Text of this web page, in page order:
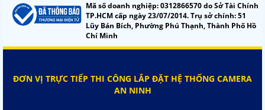
Mã số doanh nghiệp: 0312866570 do Sở Tài Chính
TP.HCM cấp ngày 23/07/2014. Trụ sở chính: 51
Lũy Bán Bích, Phường Phú Thạnh, Thành Phố Hồ
Chí Minh
ĐƠN VỊ TRỰC TIẾP THI CÔNG LẮP ĐẶT HỆ THỐNG CAMERA
AN NINH